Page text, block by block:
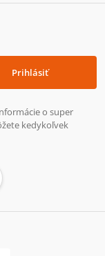
Prihlásiť
o super
kedykoľvek